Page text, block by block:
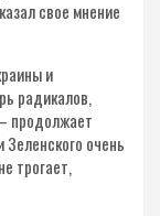
свое мнение
и
радикалов,
продолжает
очень
трогает,